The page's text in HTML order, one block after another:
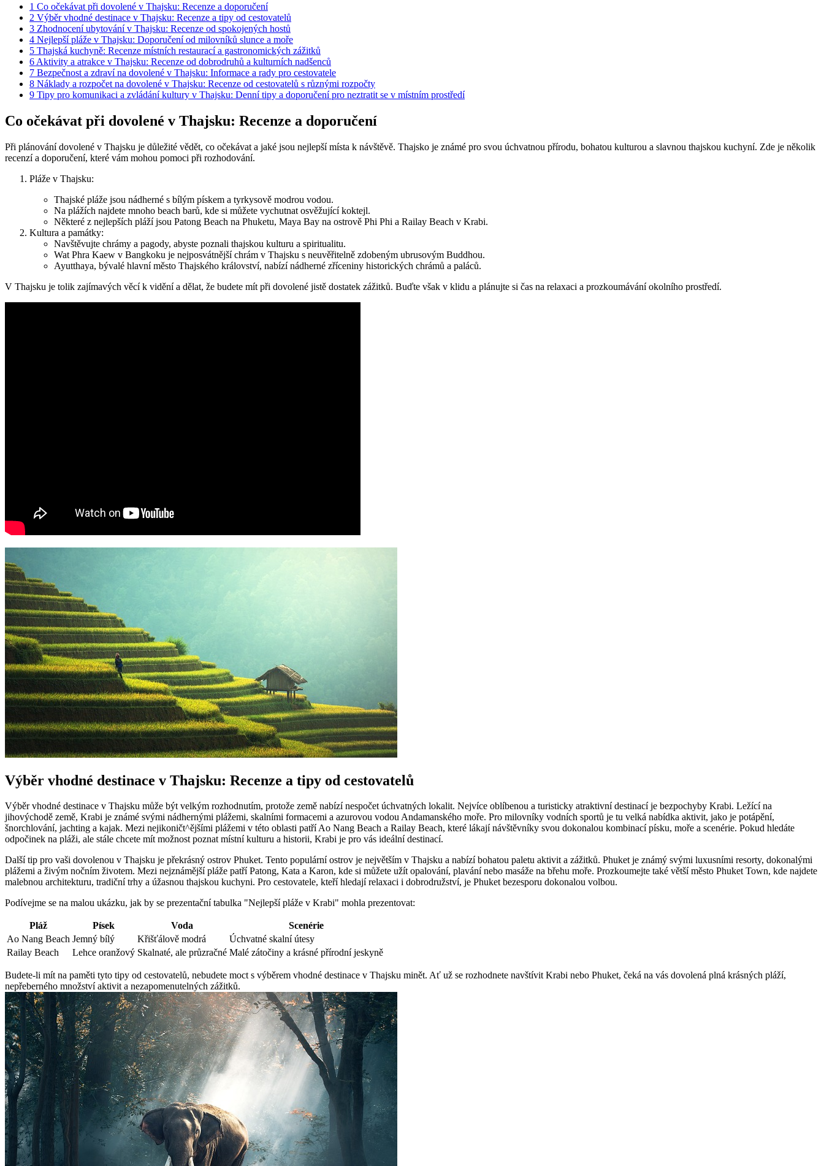
1 Co očekávat při dovolené v Thajsku: Recenze a doporučení
2 Výběr vhodné destinace v Thajsku: Recenze a tipy od cestovatelů
3 Zhodnocení ubytování v Thajsku: Recenze od spokojených hostů
4 Nejlepší pláže v Thajsku: Doporučení od milovníků slunce a moře
5 Thajská kuchyně: Recenze místních restaurací a gastronomických zážitků
6 Aktivity a atrakce v Thajsku: Recenze od dobrodruhů a kulturních nadšenců
7 Bezpečnost a zdraví na dovolené v Thajsku: Informace a rady pro cestovatele
8 Náklady a rozpočet na dovolené v Thajsku: Recenze od cestovatelů s různými rozpočty
9 Tipy pro komunikaci a zvládání kultury v Thajsku: Denní tipy a doporučení pro neztratit se v místním prostředí
Co očekávat při dovolené v Thajsku: Recenze a doporučení
Při plánování dovolené v Thajsku je důležité vědět, co očekávat a jaké jsou nejlepší místa k návštěvě. Thajsko je známé pro svou úchvatnou přírodu, bohatou kulturou a slavnou thajskou kuchyní. Zde je několik
recenzí a doporučení, které vám mohou pomoci při rozhodování.
Pláže v Thajsku:
Thajské pláže jsou nádherné s bílým pískem a tyrkysově modrou vodou.
Na plážích najdete mnoho beach barů, kde si můžete vychutnat osvěžující koktejl.
Některé z nejlepších pláží jsou Patong Beach na Phuketu, Maya Bay na ostrově Phi Phi a Railay Beach v Krabi.
Kultura a památky:
Navštěvujte chrámy a pagody, abyste poznali thajskou kulturu a spiritualitu.
Wat Phra Kaew v Bangkoku je nejposvátnější chrám v Thajsku s neuvěřitelně zdobeným ubrusovým Buddhou.
Ayutthaya, bývalé hlavní město Thajského království, nabízí nádherné zříceniny historických chrámů a paláců.
V Thajsku je tolik zajímavých věcí k vidění a dělat, že budete mít při dovolené jistě dostatek zážitků. Buďte však v klidu a plánujte si čas na relaxaci a prozkoumávání okolního prostředí.
Výběr vhodné destinace v Thajsku: Recenze a tipy od cestovatelů
Výběr vhodné destinace v Thajsku může být velkým rozhodnutím, protože země nabízí nespočet úchvatných lokalit. Nejvíce oblíbenou a turisticky atraktivní destinací je bezpochyby Krabi. Ležící na
jihovýchodě země, Krabi je známé svými nádhernými plážemi, skalními formacemi a azurovou vodou Andamanského moře. Pro milovníky vodních sportů je tu velká nabídka aktivit, jako je potápění,
šnorchlování, jachting a kajak. Mezi nejikoničt^ějšími plážemi v této oblasti patří Ao Nang Beach a Railay Beach, které lákají návštěvníky svou dokonalou kombinací písku, moře a scenérie. Pokud hledáte
odpočinek na pláži, ale stále chcete mít možnost poznat místní kulturu a historii, Krabi je pro vás ideální destinací.
Další tip pro vaši dovolenou v Thajsku je překrásný ostrov Phuket. Tento populární ostrov je největším v Thajsku a nabízí bohatou paletu aktivit a zážitků. Phuket je známý svými luxusními resorty, dokonalými
plážemi a živým nočním životem. Mezi nejznámější pláže patří Patong, Kata a Karon, kde si můžete užít opalování, plavání nebo masáže na břehu moře. Prozkoumejte také větší město Phuket Town, kde najdete
malebnou architekturu, tradiční trhy a úžasnou thajskou kuchyni. Pro cestovatele, kteří hledají relaxaci i dobrodružství, je Phuket bezesporu dokonalou volbou.
Podívejme se na malou ukázku, jak by se prezentační tabulka "Nejlepší pláže v Krabi" mohla prezentovat:
Pláž Písek Voda
Scenérie
Ao Nang Beach Jemný bílý Křišťálově modrá
Úchvatné skalní útesy
Railay Beach
Lehce oranžový Skalnaté, ale průzračné Malé zátočiny a krásné přírodní jeskyně
Budete-li mít na paměti tyto tipy od cestovatelů, nebudete moct s výběrem vhodné destinace v Thajsku minět. Ať už se rozhodnete navštívit Krabi nebo Phuket, čeká na vás dovolená plná krásných pláží,
nepřeberného množství aktivit a nezapomenutelných zážitků.